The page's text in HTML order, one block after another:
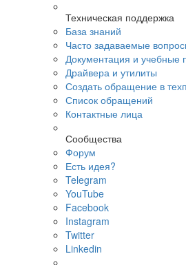
Техническая поддержка
База знаний
Часто задаваемые
Документация и учебные
Драйвера и утилиты
Создать обращение в
Список обращений
Контактные лица
Сообщества
Форум
Есть идея?
Telegram
YouTube
Facebook
Instagram
Twitter
Linkedin